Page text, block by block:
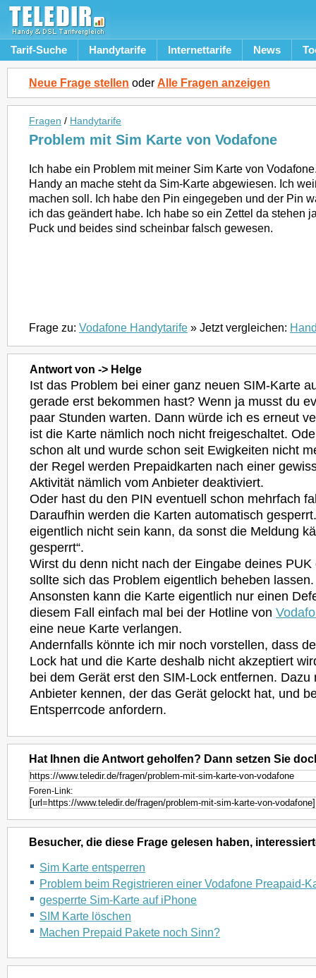
Tarif-Suche Handytarife Internettarife News
Neue Frage stellen oder Alle Fragen anzeigen
Fragen / Handytarife
Problem mit Sim Karte von Vodafone
Ich habe ein Problem mit meiner Sim Karte von
Handy an mache steht da Sim-Karte abgewiesen. Ich
machen soll. Ich habe den Pin eingegeben und der Pin
ich das geändert habe. Ich habe so ein Zettel da stehen
Puck und beides sind scheinbar falsch gewesen.
Frage zu: Vodafone Handytarife » Jetzt vergleichen:
Antwort von -> Helge
Ist das Problem bei einer ganz neuen SIM-Karte
gerade erst bekommen hast? Wenn ja musst du
paar Stunden warten. Dann würde ich es erneut
ist die Karte nämlich noch nicht freigeschaltet.
schon alt und wurde schon seit Ewigkeiten nicht
der Regel werden Prepaidkarten nach einer
Aktivität nämlich vom Anbieter deaktiviert.
Oder hast du den PIN eventuell schon mehrfach
Daraufhin werden die Karten automatisch
eigentlich nicht sein kann, da sonst die Meldung
gesperrt“.
Wirst du denn nicht nach der Eingabe deines
sollte sich das Problem eigentlich beheben lassen.
Ansonsten kann die Karte eigentlich nur einen
diesem Fall einfach mal bei der Hotline von
eine neue Karte verlangen.
Andernfalls könnte ich mir noch vorstellen, dass
Lock hat und die Karte deshalb nicht akzeptiert
bei dem Gerät erst den SIM-Lock entfernen. Dazu
Anbieter kennen, der das Gerät gelockt hat, und
Entsperrcode anfordern.
Hat Ihnen die Antwort geholfen? Dann setzen Sie
Foren-Link:
Besucher, die diese Frage gelesen haben,
Sim Karte entsperren
Problem beim Registrieren einer Vodafone Preapaid-
gesperrte Sim-Karte auf iPhone
SIM Karte löschen
Machen Prepaid Pakete noch Sinn?